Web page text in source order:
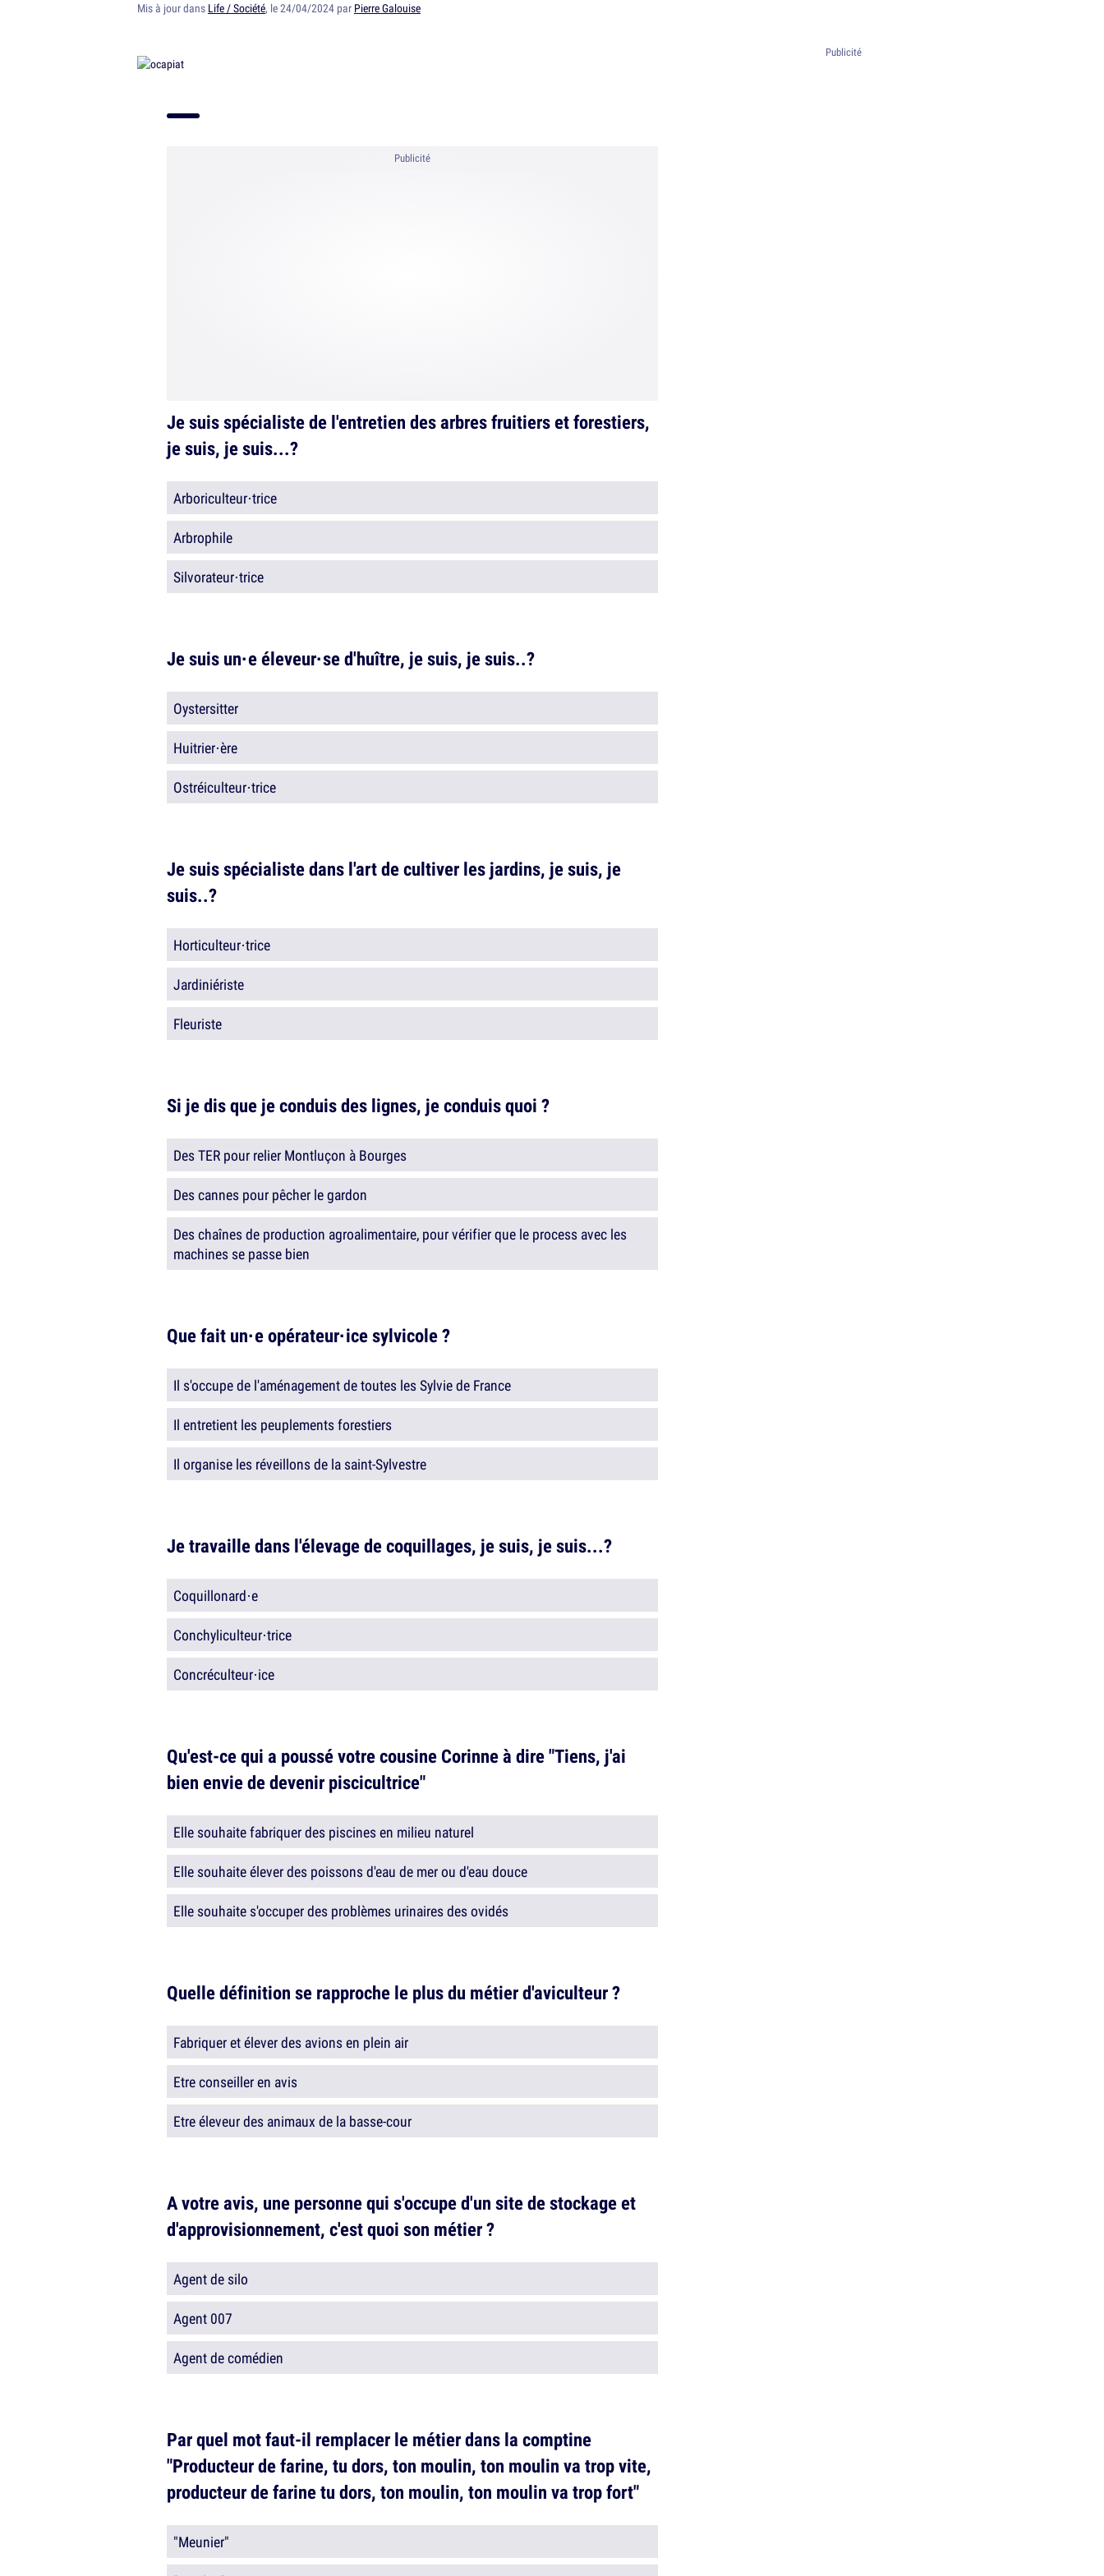
Mis à jour dans Life / Société, le 24/04/2024 par Pierre Galouise
Publicité
Je suis spécialiste de l'entretien des arbres fruitiers et forestiers,
je suis, je suis...?
Arboriculteur·trice
Arbrophile
Silvorateur·trice
Je suis un·e éleveur·se d'huître, je suis, je suis..?
Oystersitter
Huitrier·ère
Ostréiculteur·trice
Je suis spécialiste dans l'art de cultiver les jardins, je suis, je
suis..?
Horticulteur·trice
Jardiniériste
Fleuriste
Si je dis que je conduis des lignes, je conduis quoi ?
Des TER pour relier Montluçon à Bourges
Des cannes pour pêcher le gardon
Des chaînes de production agroalimentaire, pour vérifier que le process avec les
machines se passe bien
Que fait un·e opérateur·ice sylvicole ?
Il s'occupe de l'aménagement de toutes les Sylvie de France
Il entretient les peuplements forestiers
Il organise les réveillons de la saint-Sylvestre
Je travaille dans l'élevage de coquillages, je suis, je suis...?
Coquillonard·e
Conchyliculteur·trice
Concréculteur·ice
Qu'est-ce qui a poussé votre cousine Corinne à dire "Tiens, j'ai
bien envie de devenir piscicultrice"
Elle souhaite fabriquer des piscines en milieu naturel
Elle souhaite élever des poissons d'eau de mer ou d'eau douce
Elle souhaite s'occuper des problèmes urinaires des ovidés
Quelle définition se rapproche le plus du métier d'aviculteur ?
Fabriquer et élever des avions en plein air
Etre conseiller en avis
Etre éleveur des animaux de la basse-cour
A votre avis, une personne qui s'occupe d'un site de stockage et
d'approvisionnement, c'est quoi son métier ?
Agent de silo
Agent 007
Agent de comédien
Par quel mot faut-il remplacer le métier dans la comptine
"Producteur de farine, tu dors, ton moulin, ton moulin va trop vite,
producteur de farine tu dors, ton moulin, ton moulin va trop fort"
"Meunier"